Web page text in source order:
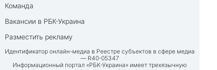
Команда
Вакансии в РБК-Украина
Разместить рекламу
Идентификатор онлайн-медиа в Реестре субъектов в сфере медиа
— R40-05347
Информационный портал «РБК-Украина» имеет трехязычную